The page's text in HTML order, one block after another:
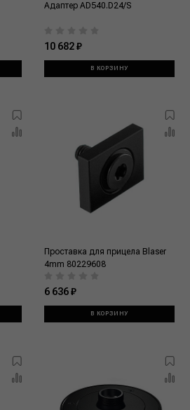
Адаптер AD540.D24/S
10 682 ₽
В КОРЗИНУ
Проставка для прицела Blaser
4mm 80229608
6 636 ₽
В КОРЗИНУ